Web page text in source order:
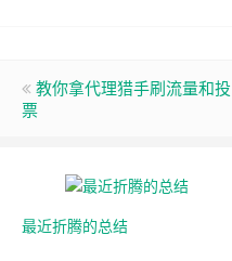
教你拿代理猎手刷流量和投
票
最近折腾的总结